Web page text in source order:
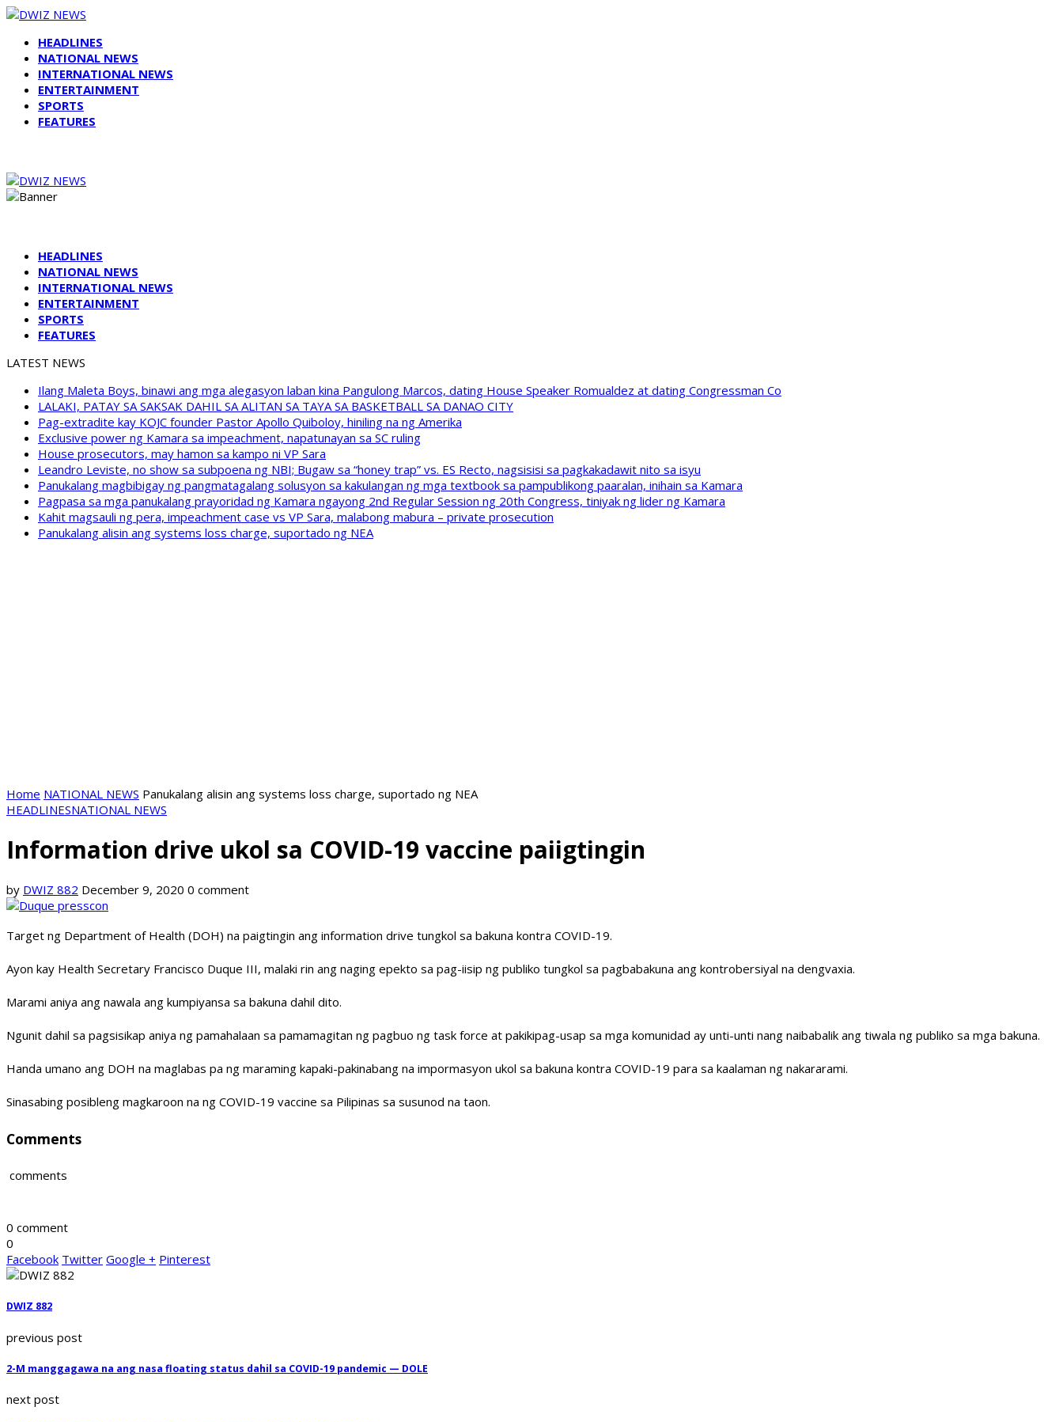
HEADLINES
NATIONAL NEWS
INTERNATIONAL NEWS
ENTERTAINMENT
SPORTS
FEATURES
HEADLINES
NATIONAL NEWS
INTERNATIONAL NEWS
ENTERTAINMENT
SPORTS
FEATURES
LATEST NEWS
Ilang Maleta Boys, binawi ang mga alegasyon laban kina Pangulong Marcos, dating House Speaker Romualdez at dating Congressman Co
LALAKI, PATAY SA SAKSAK DAHIL SA ALITAN SA TAYA SA BASKETBALL SA DANAO CITY
Pag-extradite kay KOJC founder Pastor Apollo Quiboloy, hiniling na ng Amerika
Exclusive power ng Kamara sa impeachment, napatunayan sa SC ruling
House prosecutors, may hamon sa kampo ni VP Sara
Leandro Leviste, no show sa subpoena ng NBI; Bugaw sa “honey trap” vs. ES Recto, nagsisisi sa pagkakadawit nito sa isyu
Panukalang magbibigay ng pangmatagalang solusyon sa kakulangan ng mga textbook sa pampublikong paaralan, inihain sa Kamara
Pagpasa sa mga panukalang prayoridad ng Kamara ngayong 2nd Regular Session ng 20th Congress, tiniyak ng lider ng Kamara
Kahit magsauli ng pera, impeachment case vs VP Sara, malabong mabura – private prosecution
Panukalang alisin ang systems loss charge, suportado ng NEA
Home NATIONAL NEWS Panukalang alisin ang systems loss charge, suportado ng NEA
HEADLINESNATIONAL NEWS
Information drive ukol sa COVID-19 vaccine paiigtingin
by DWIZ 882 December 9, 2020 0 comment
Target ng Department of Health (DOH) na paigtingin ang information drive tungkol sa bakuna kontra COVID-19.
Ayon kay Health Secretary Francisco Duque III, malaki rin ang naging epekto sa pag-iisip ng publiko tungkol sa pagbabakuna ang kontrobersiyal na dengvaxia.
Marami aniya ang nawala ang kumpiyansa sa bakuna dahil dito.
Ngunit dahil sa pagsisikap aniya ng pamahalaan sa pamamagitan ng pagbuo ng task force at pakikipag-usap sa mga komunidad ay unti-unti nang naibabalik ang tiwala ng publiko sa mga bakuna.
Handa umano ang DOH na maglabas pa ng maraming kapaki-pakinabang na impormasyon ukol sa bakuna kontra COVID-19 para sa kaalaman ng nakararami.
Sinasabing posibleng magkaroon na ng COVID-19 vaccine sa Pilipinas sa susunod na taon.
Comments
comments
0 comment
0
Facebook Twitter Google + Pinterest
DWIZ 882
previous post
2-M manggagawa na ang nasa floating status dahil sa COVID-19 pandemic — DOLE
next post